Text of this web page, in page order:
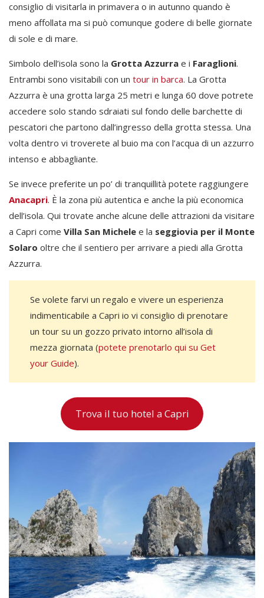
consiglio di visitarla in primavera o in autunno quando è
meno affollata ma si può comunque godere di belle giornate
di sole e di mare.
Simbolo dell’isola sono la Grotta Azzurra e i Faraglioni.
Entrambi sono visitabili con un tour in barca. La Grotta
Azzurra è una grotta larga 25 metri e lunga 60 dove potrete
accedere solo stando sdraiati sul fondo delle barchette di
pescatori che partono dall’ingresso della grotta stessa. Una
volta dentro vi troverete al buio ma con l’acqua di un azzurro
intenso e abbagliante.
Se invece preferite un po’ di tranquillità potete raggiungere
Anacapri. È la zona più autentica e anche la più economica
dell’isola. Qui trovate anche alcune delle attrazioni da visitare
a Capri come Villa San Michele e la seggiovia per il Monte
Solaro oltre che il sentiero per arrivare a piedi alla Grotta
Azzurra.
Se volete farvi un regalo e vivere un esperienza
indimenticabile a Capri io vi consiglio di prenotare
un tour su un gozzo privato intorno all’isola di
mezza giornata (potete prenotarlo qui su Get
your Guide).
Trova il tuo hotel a Capri